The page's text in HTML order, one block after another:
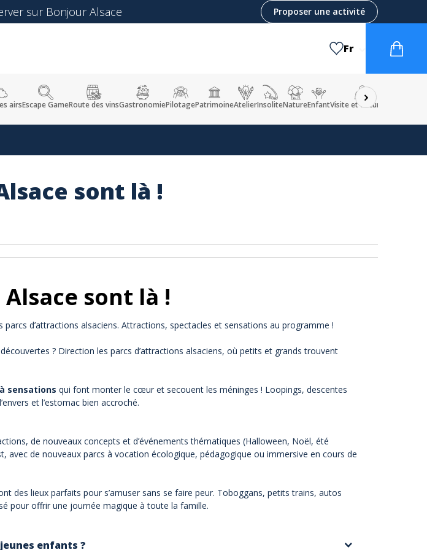
sur Bonjour Alsace Proposer une activité
Fr
airsEscape GameRoute des vinsGastronomiePilotagePatrimoineAtelierInsoliteNatureEnfantVisite et excursion
sont là !
sont là !
d’attractions alsaciens. Attractions, spectacles et sensations au programme !
? Direction les parcs d’attractions alsaciens, où petits et grands trouvent
sensations qui font monter le cœur et secouent les méninges ! Loopings, descentes
et l’estomac bien accroché.
de nouveaux concepts et d’événements thématiques (Halloween, Noël, été
avec de nouveaux parcs à vocation écologique, pédagogique ou immersive en cours de
des lieux parfaits pour s’amuser sans se faire peur. Toboggans, petits trains, autos
pour offrir une journée magique à toute la famille.
enfants ?